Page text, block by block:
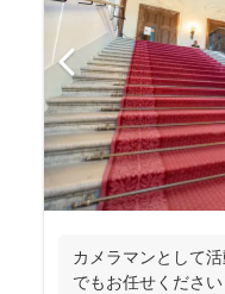
カメラマンとして
でもお任せくださ